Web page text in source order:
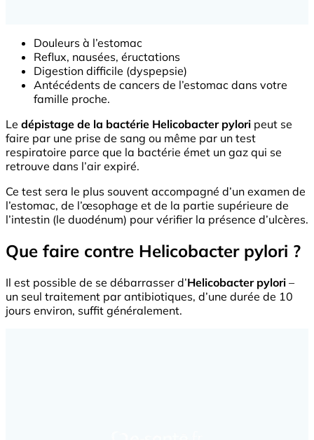
Douleurs à l’estomac
Reflux, nausées, éructations
Digestion difficile (dyspepsie)
Antécédents de cancers de l’estomac dans votre
famille proche.
Le dépistage de la bactérie Helicobacter pylori peut se
faire par une prise de sang ou même par un test
respiratoire parce que la bactérie émet un gaz qui se
retrouve dans l’air expiré.
Ce test sera le plus souvent accompagné d’un examen de
l’estomac, de l’œsophage et de la partie supérieure de
l’intestin (le duodénum) pour vérifier la présence d’ulcères.
Que faire contre Helicobacter pylori ?
Il est possible de se débarrasser d’Helicobacter pylori –
un seul traitement par antibiotiques, d’une durée de 10
jours environ, suffit généralement.